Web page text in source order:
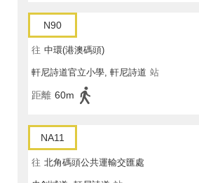
N90
往 中環(港澳碼頭)
軒尼詩道官立小學, 軒尼詩道 站
距離 60m
NA11
往 北角碼頭公共運輸交匯處